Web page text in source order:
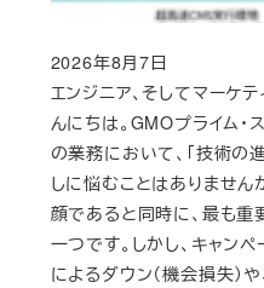
エンジニア、そしてマーケ
んにちは。GMOプライム・
の業務において、「技術の
しに悩むことはありません
顔であると同時に、最も重
一つです。しかし、キャン
によるダウン（機会損失）
Published
2026年8月7日